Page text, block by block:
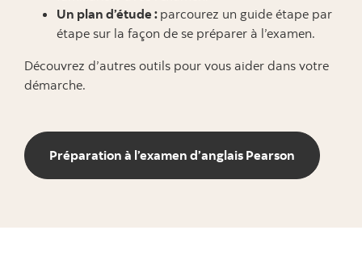
Un plan d’étude : parcourez un guide étape par
étape sur la façon de se préparer à l’examen.
Découvrez d’autres outils pour vous aider dans votre
démarche.
Préparation à l’examen d’anglais Pearson